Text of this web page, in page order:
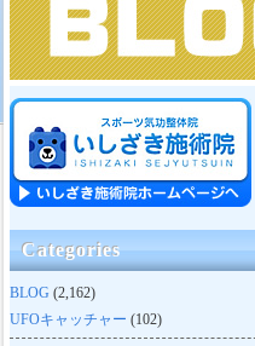
Categories
BLOG (2,162)
UFOキャッチャー (102)